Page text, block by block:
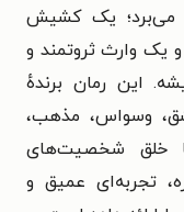
می‌برد؛ یک کشیش
یک وارث ثروتمند و
این رمان برندهٔ
وسواس، مذهب،
خلق شخصیت‌های
تجربه‌ای عمیق و